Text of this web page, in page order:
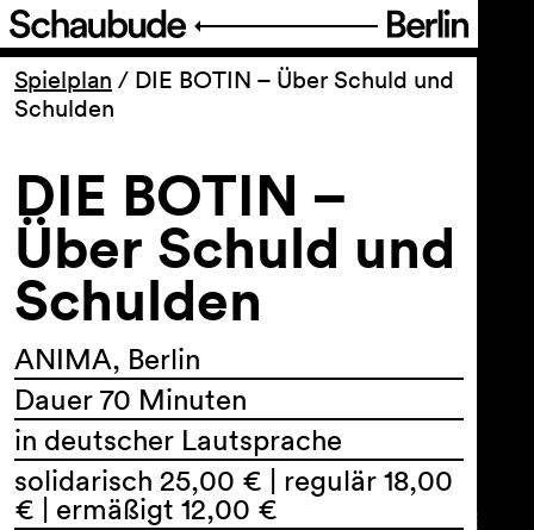
Programm
Ticket
Barrierefreiheit
Über uns
Spielplan / DIE BOTIN – Über Schuld und
Schulden
DIE BOTIN –
Über Schuld und
Schulden
ANIMA, Berlin
Dauer 70 Minuten
in deutscher Lautsprache
solidarisch 25,00 € | regulär 18,00
€ | ermäßigt 12,00 €